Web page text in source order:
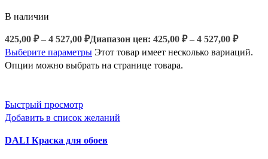
В наличии
425,00 ₽ – 4 527,00 ₽Диапазон цен: 425,00 ₽ – 4 527,00 ₽
Выберите параметры Этот товар имеет несколько вариаций.
Опции можно выбрать на странице товара.
Быстрый просмотр
Добавить в список желаний
DALI Краска для обоев